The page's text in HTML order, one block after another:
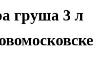
груша 3 л